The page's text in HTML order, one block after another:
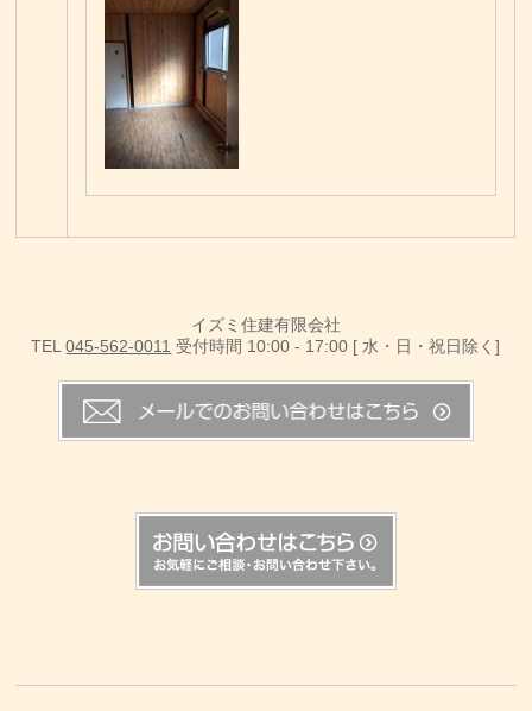
イズミ住建有限会社
TEL045-562-0011 受付時間 10:00 - 17:00 [ 水・日・祝日除く]